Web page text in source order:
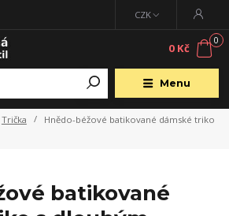
Menu
CZK
0
0 Kč
Trička
Hnědo-béžové batikované dámské triko
batikované